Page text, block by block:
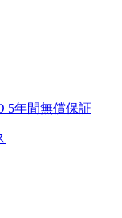
5年間無償保証